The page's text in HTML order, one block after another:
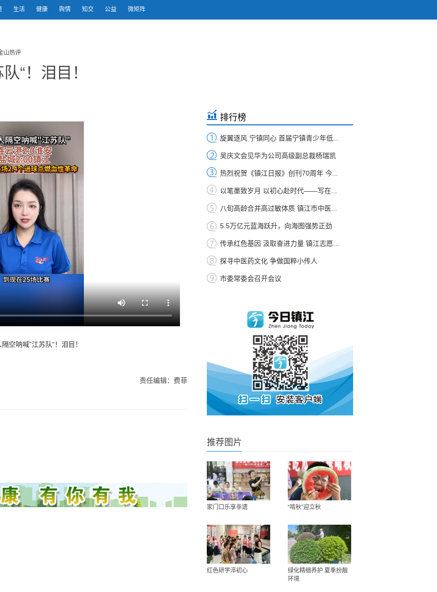
生活 健康 舆情 知交 公益 微矩阵
山热评
“！泪目！
空呐喊”江苏队“！泪目！
责任编辑：费菲
排行榜
旋翼逐风 宁镇同心 首届宁镇青少年低...
吴庆文会见华为公司高级副总裁杨瑞凯
热烈祝贺《镇江日报》创刊70周年 今...
以笔墨致岁月 以初心赴时代——写在...
八旬高龄合并高过敏体质 镇江市中医...
5.5万亿元蓝海跃升，向海图强势正劲
传承红色基因 汲取奋进力量 镇江志愿...
探寻中医药文化 争做国粹小传人
市委常委会召开会议
推荐图片
家门口乐享非遗 “啃秋”迎立秋
红色研学淬初心
绿化精细养护 夏季扮靓
环境